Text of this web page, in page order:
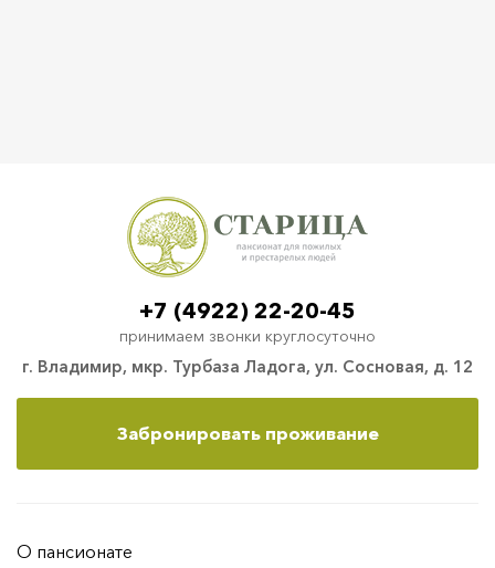
г. Владимир, мкр. Турбаза Ладога, ул. Сосновая, д. 12
+7 (4922) 22-20-45
принимаем звонки круглосуточно
Забронировать проживание
О пансионате